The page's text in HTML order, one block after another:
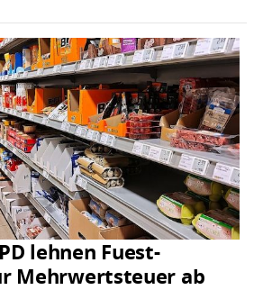
lehnen Fuest-
Mehrwertsteuer ab